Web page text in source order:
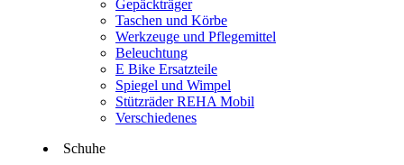
Gepäckträger
Taschen und Körbe
Werkzeuge und Pflegemittel
Beleuchtung
E Bike Ersatzteile
Spiegel und Wimpel
Stützräder REHA Mobil
Verschiedenes
Schuhe